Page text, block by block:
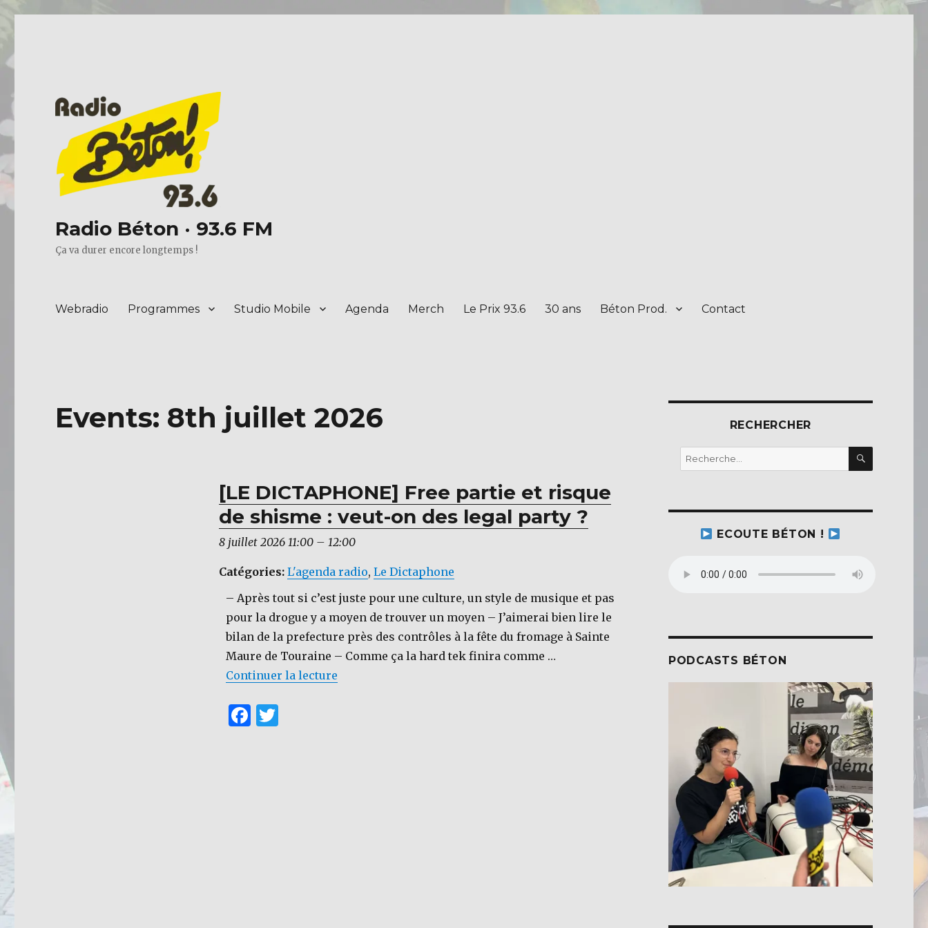
Radio Béton · 93.6 FM
Ça va durer encore longtemps !
Webradio Programmes Studio Mobile Agenda Merch Le Prix 93.6 30 ans Béton Prod. Contact
Events: 8th juillet 2026
[LE DICTAPHONE] Free partie et risque
de shisme : veut-on des legal party ?
8 juillet 2026 11:00– 12:00
Catégories: L'agenda radio, Le Dictaphone
– Après tout si c’est juste pour une culture, un style de musique et pas
pour la drogue y a moyen de trouver un moyen – J’aimerai bien lire le
bilan de la prefecture près des contrôles à la fête du fromage à Sainte
Maure de Touraine – Comme ça la hard tek finira comme …
Continuer la lecturede « [LE DICTAPHONE] Free partie et risque de shisme : veut-on des legal party ? »
F T
RECHERCHER
Recherche
pour :
ECOUTE BÉTON !
PODCASTS BÉTON